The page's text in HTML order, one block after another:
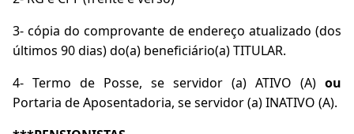
3- cópia do comprovante de endereço atualizado (dos
últimos 90 dias) do(a) beneficiário(a) TITULAR.
4- Termo de Posse, se servidor (a) ATIVO (A) ou
Portaria de Aposentadoria, se servidor (a) INATIVO (A).